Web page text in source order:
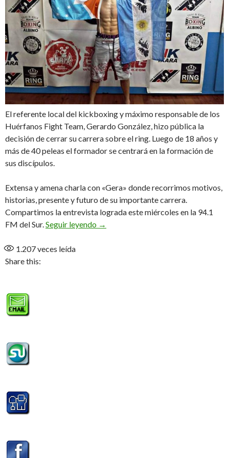
El referente local del kickboxing y máximo responsable de los
Huérfanos Fight Team, Gerardo González, hizo pública la
decisión de cerrar su carrera sobre el ring. Luego de 18 años y
más de 40 peleas el formador se centrará en la formación de
sus discípulos.
Extensa y amena charla con «Gera» donde recorrimos motivos,
historias, presente y futuro de su importante carrera.
Compartimos la entrevista lograda este miércoles en la 94.1
FM del Sur.Seguir leyendo «Es algo que me venía planteando
→
1.207veces leída
Share this: